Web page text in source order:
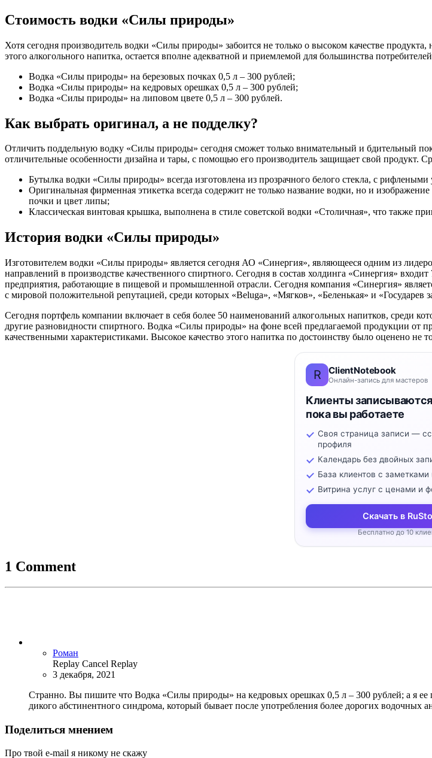
Стоимость водки «Силы природы»
Хотя сегодня производитель водки «Силы природы» забоится не только о высоком качестве
этого алкогольного напитка, остается вполне адекватной и приемлемой для большинства
Водка «Силы природы» на березовых почках 0,5 л – 300 рублей;
Водка «Силы природы» на кедровых орешках 0,5 л – 300 рублей;
Водка «Силы природы» на липовом цвете 0,5 л – 300 рублей.
Как выбрать оригинал, а не подделку?
Отличить поддельную водку «Силы природы» сегодня сможет только внимательный и бдительный
отличительные особенности дизайна и тары, с помощью его производитель защищает свой продукт.
Бутылка водки «Силы природы» всегда изготовлена из прозрачного белого стекла, с рифлеными
Оригинальная фирменная этикетка всегда содержит не только название водки, но и
почки и цвет липы;
Классическая винтовая крышка, выполнена в стиле советской водки «Столичная», что также
История водки «Силы природы»
Изготовителем водки «Силы природы» является сегодня АО «Синергия», являющееся одним из
направлений в производстве качественного спиртного. Сегодня в состав холдинга «Синергия»
предприятия, работающие в пищевой и промышленной отрасли. Сегодня компания «Синергия»
с мировой положительной репутацией, среди которых «Beluga», «Мягков», «Беленькая» и «Государев
Сегодня портфель компании включает в себя более 50 наименований алкогольных напитков, среди
другие разновидности спиртного. Водка «Силы природы» на фоне всей предлагаемой продукции от
качественными характеристиками. Высокое качество этого напитка по достоинству было оценено
R ClientNotebook
Онлайн-запись для мастеров
Клиенты
пока вы работаете
Своя страница записи —
профиля
Календарь без двойных
База клиентов с заметками
Витрина услуг с ценами и
Скачать в
Бесплатно до 10
1 Comment
Роман
Replay Cancel Replay
3 декабря, 2021
Странно. Вы пишите что Водка «Силы природы» на кедровых орешках 0,5 л – 300 рублей; а я ее
дикого абстинентного синдрома, который бывает после употребления более дорогих водочных
Поделиться мнением
Про твой e-mail я никому не скажу